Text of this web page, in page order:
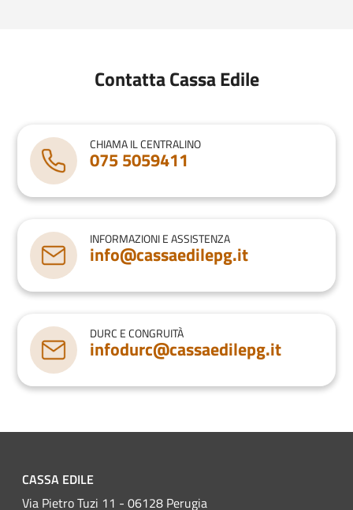
Contatta Cassa Edile
CHIAMA IL CENTRALINO
075 5059411
INFORMAZIONI E ASSISTENZA
info@cassaedilepg.it
DURC E CONGRUITÀ
infodurc@cassaedilepg.it
CASSA EDILE
Via Pietro Tuzi 11 - 06128 Perugia